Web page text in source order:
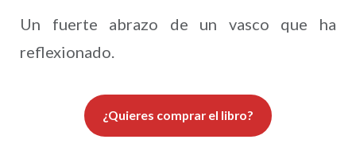
Un fuerte abrazo de un vasco que ha
reflexionado.
¿Quieres comprar el libro?